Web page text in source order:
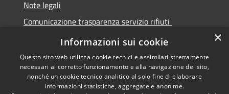
Note legali
Comunicazione trasparenza servizio rifiuti
Dichiarazione di accessibilità
Copyright © 2026 • Città di
×
Informazioni sui cookie
Questo sito web utilizza cookie tecnici e assimilati strettamente
necessari al corretto funzionamento e alla navigazione del sito,
nonché un cookie tecnico analitico al solo fine di elaborare
informazioni statistiche, aggregate e anonime.